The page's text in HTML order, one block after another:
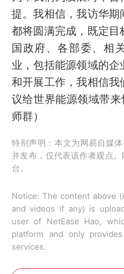
提。我相信，我访华期
都将圆满完成，既定目
国政府、各部委、相
业，包括能源领域的企
和开展工作，我相信我
议给世界能源领域带
师群）
特别声明：本文为网易自媒
并发布，仅代表该作者观点
台。
Notice: The content above
and videos if any) is
user of NetEase Hao,
platform and only
services.